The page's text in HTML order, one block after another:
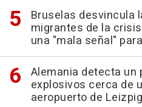
Bruselas desvincula
migrantes de la
una "mala señal"
Alemania detecta un
explosivos cerca de
aeropuerto de Leizpig